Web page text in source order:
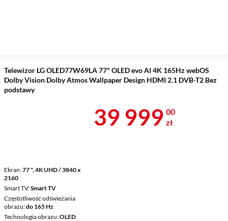
Telewizor LG OLED77W69LA 77" OLED evo AI 4K 165Hz webOS
Dolby Vision Dolby Atmos Wallpaper Design HDMI 2.1 DVB-T2 Bez
podstawy
Ekran 77 ", 4K UHD / 3840 x
2160
Smart TV Smart TV
Częstotliwość odświeżania
obrazu do 165 Hz
Technologia obrazu OLED
Cena 39 999
39 999 00
zł